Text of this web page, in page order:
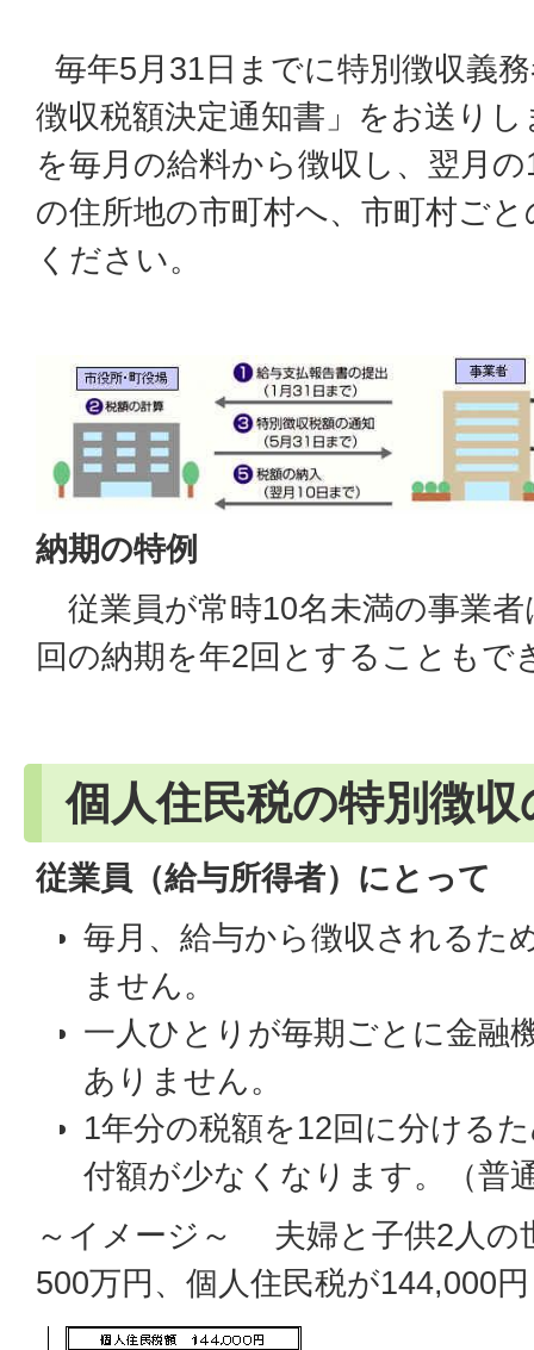
毎年5月31日までに特別徴収義
徴収税額決定通知書」をお送り
を毎月の給料から徴収し、翌月
の住所地の市町村へ、市町村ご
ください。
納期の特例
従業員が常時10名未満の事業
回の納期を年2回とすることもで
個人住民税の特別徴
従業員（給与所得者）にとって
毎月、給与から徴収されるた
ません。
一人ひとりが毎期ごとに金融
ありません。
1年分の税額を12回に分ける
付額が少なくなります。（普
～イメージ～ 夫婦と子供2人の
500万円、個人住民税が144,000